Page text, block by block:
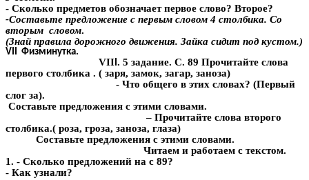
- Сколько предметов обозначает первое слово? Второе?
-Составьте предложение с первым словом 4 столбика. Со
вторым словом.
(Знай правила дорожного движения. Зайка сидит под кустом.)
VII Физминутка.
VIII. 5 задание. С. 89 Прочитайте слова
первого столбика . ( заря, замок, загар, заноза)
- Что общего в этих словах? (Первый
слог за).
Составьте предложения с этими словами.
– Прочитайте слова второго
столбика.( роза, гроза, заноза, глаза)
Составьте предложения с этими словами.
Читаем и работаем с текстом.
1. - Сколько предложений на с 89?
- Как узнали?